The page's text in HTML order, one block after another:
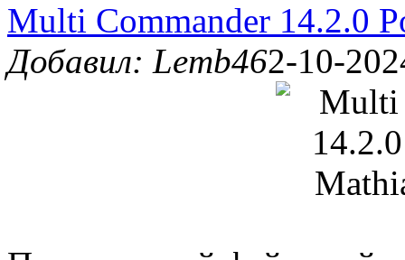
Multi Commander 14.2.0
Добавил: Lemb462-10-